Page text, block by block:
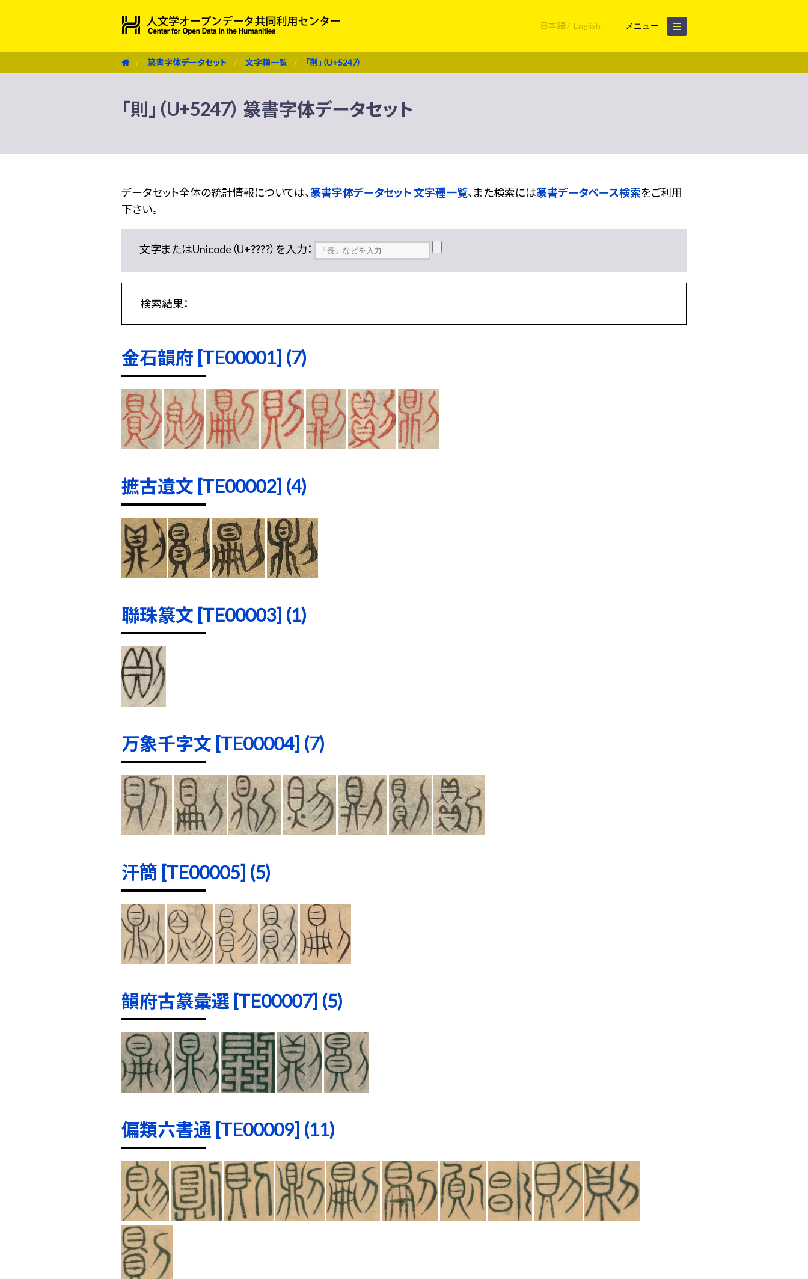
日本語 English メニュー
篆書字体データセット 文字種一覧 「則」（U+5247）
「則」（U+5247） 篆書字体データセット
データセット全体の統計情報については、篆書字体データセット 文字種一覧、また検索には篆書データベース検索をご利用
下さい。
文字またはUnicode（U+????）を入力：
検索結果：
金石韻府 [TE00001] (7)
摭古遺文 [TE00002] (4)
聯珠篆文 [TE00003] (1)
万象千字文 [TE00004] (7)
汗簡 [TE00005] (5)
韻府古篆彙選 [TE00007] (5)
偏類六書通 [TE00009] (11)